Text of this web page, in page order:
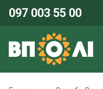
097 003 55 00